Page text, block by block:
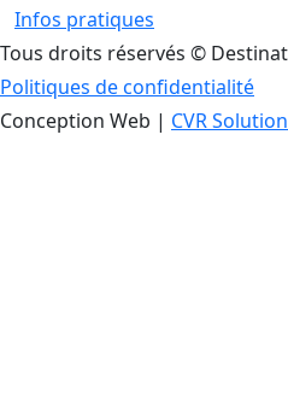
Infos pratiques
Tous droits réservés ©
Politiques de confidentialité
Conception Web | CVR